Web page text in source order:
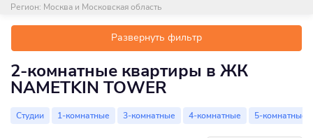
Регион: Москва и Московская область
Развернуть фильтр
2-комнатные квартиры в ЖК
NAMETKIN TOWER
Студии 1-комнатные 3-комнатные 4-комнатные 5-комнатные